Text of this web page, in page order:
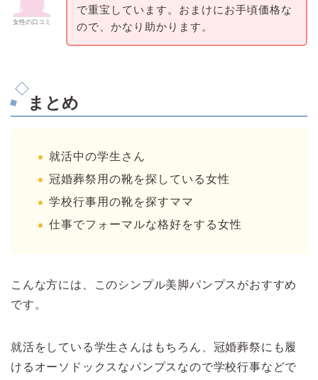
女性の口コミ
で重宝しています。おまけにお手頃価格な
ので、かなり助かります。
まとめ
就活中の学生さん
冠婚葬祭用の靴を探している女性
学校行事用の靴を探すママ
仕事でフォーマルな格好をする女性
こんな方には、このシンプル美脚パンプスがおすすめ
です。
就活をしている学生さんはもちろん、冠婚葬祭にも履
けるオーソドックスなパンプスなので学校行事などで